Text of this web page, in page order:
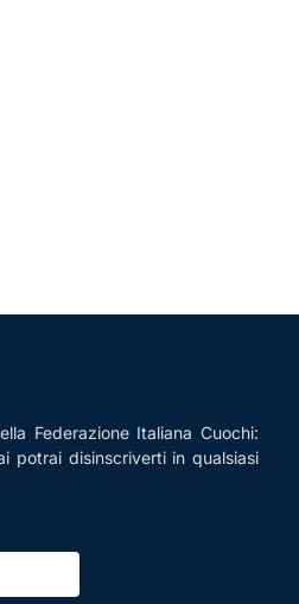
Federazione Italiana Cuochi:
potrai disinscriverti in qualsiasi